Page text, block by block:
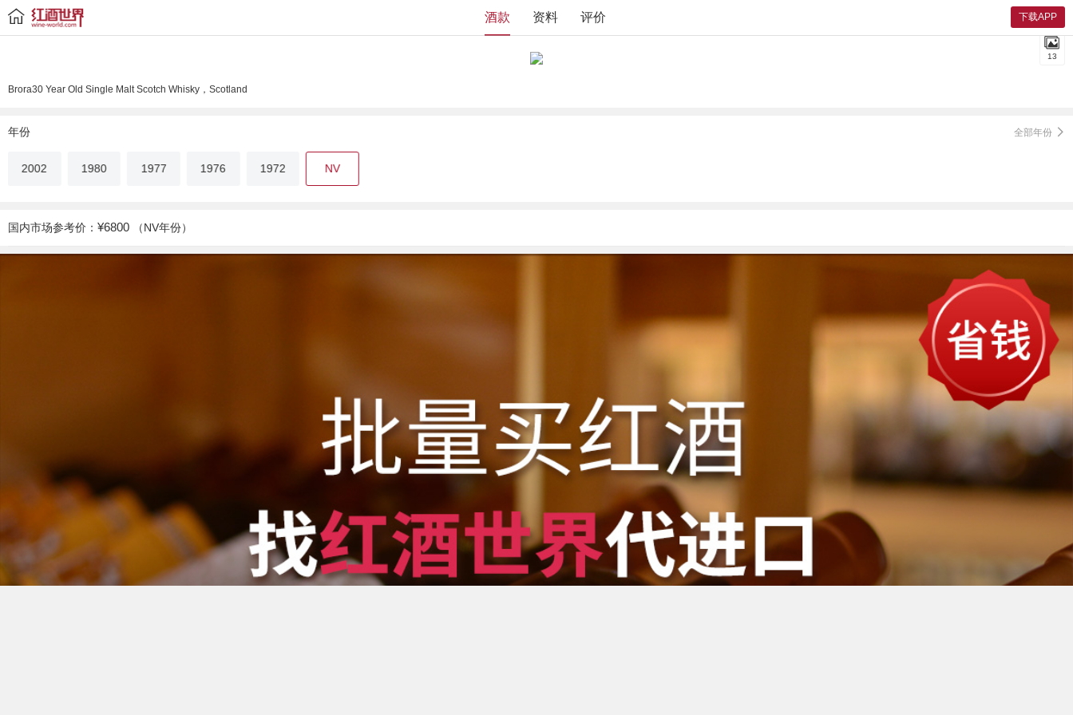
下载APP
酒款 资料 评价
13
Brora30 Year Old Single Malt Scotch Whisky，Scotland
年份 全部年份
2002 1980 1977 1976 1972 NV
国内市场参考价： ¥6800 （NV年份）